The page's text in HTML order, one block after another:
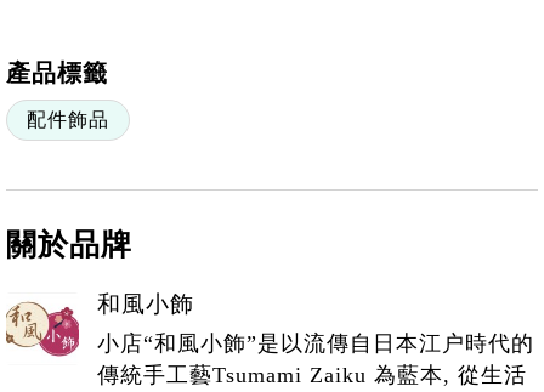
產品標籤
配件飾品
關於品牌
和風小飾
小店“和風小飾”是以流傳自日本江户時代的
傳統手工藝Tsumami Zaiku 為藍本, 從生活